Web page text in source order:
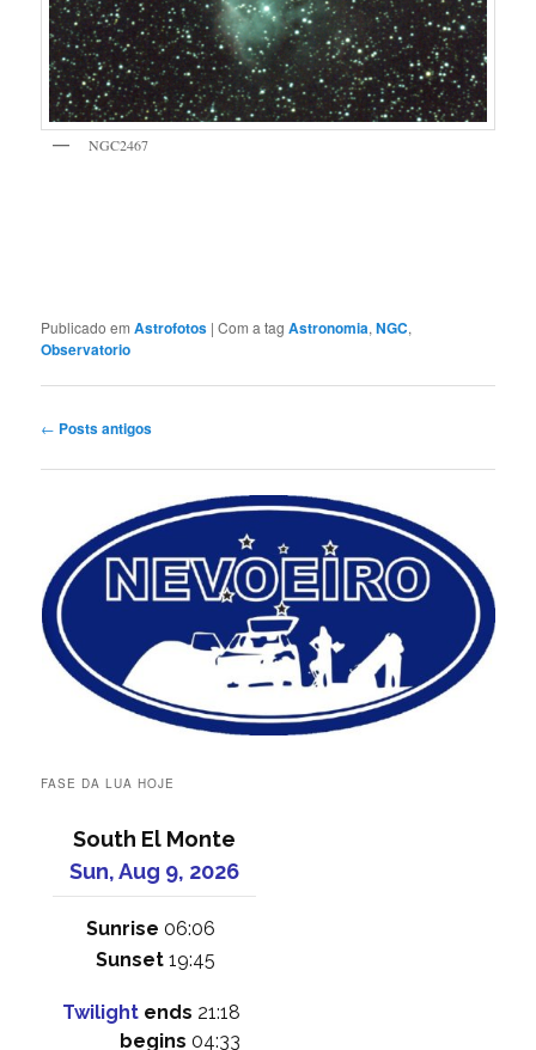
NGC2467
Publicado em Astrofotos |Com a tagAstronomia,NGC,
Observatorio
Navegação
posts
← Posts antigos
FASE DA LUA HOJE